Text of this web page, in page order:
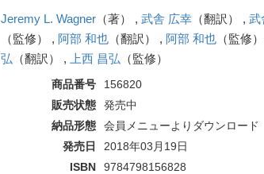
Jeremy L. Wagner（著） , 武舎 広幸（翻訳） , 武
（監修） , 阿部 和也（翻訳） , 阿部 和也（監修
弘 （翻訳） , 上西 昌弘 （監修）
商品番号
156820
販売状態
発売中
納品形態
会員メニューよりダウンロード
発売日
2018年03月19日
ISBN
9784798156828